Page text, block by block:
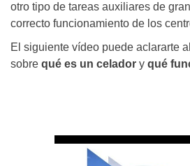
otro tipo de tareas auxiliares de
correcto funcionamiento de los
El siguiente vídeo puede aclararte
sobre qué es un celador y qué